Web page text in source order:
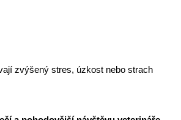
zvýšený stres, úzkost nebo strach